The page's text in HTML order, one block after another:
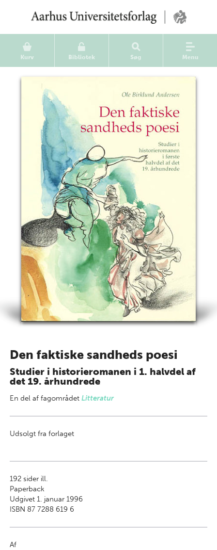
Kurv Bibliotek Søg Menu
Den faktiske sandheds poesi
Studier i historieromanen i 1. halvdel af
det 19. århundrede
En del af fagområdet Litteratur
Udsolgt fra forlaget
192 sider ill.
Paperback
Udgivet 1. januar 1996
ISBN 87 7288 619 6
Af